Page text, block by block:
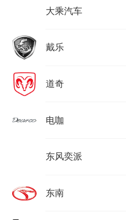
大乘汽车
戴乐
道奇
电咖
东风奕派
东南